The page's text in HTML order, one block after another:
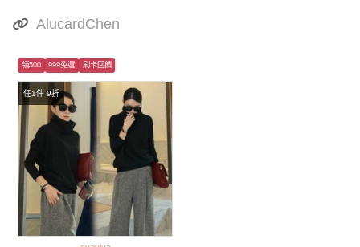
AlucardChen
任1件 9折
領500 999免運 刷卡回饋